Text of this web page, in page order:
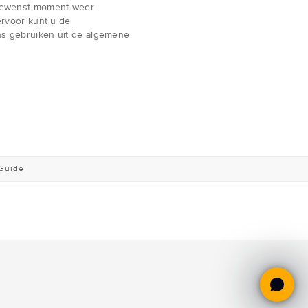
moment weer
kunt u de
gebruiken uit de algemene